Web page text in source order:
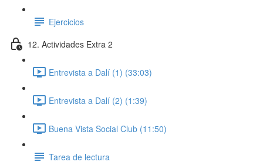
Ejercicios
12. Actividades Extra 2
Entrevista a Dalí (1) (33:03)
Entrevista a Dalí (2) (1:39)
Buena Vista Social Club (11:50)
Tarea de lectura